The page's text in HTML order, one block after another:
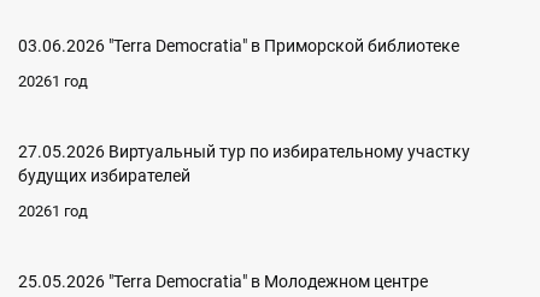
03.06.2026 "Terra Democratia" в Приморской библиотеке
20261 год
27.05.2026 Виртуальный тур по избирательному участку
будущих избирателей
20261 год
25.05.2026 "Terra Democratia" в Молодежном центре